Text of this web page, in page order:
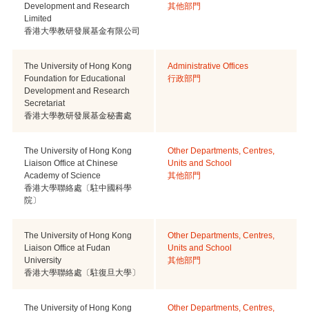
Development and Research
Limited
香港大學教研發展基金有限公司
其他部門
The University of Hong Kong
Foundation for Educational
Development and Research
Secretariat
香港大學教研發展基金秘書處
Administrative Offices
行政部門
The University of Hong Kong
Liaison Office at Chinese
Academy of Science
香港大學聯絡處〔駐中國科學
院〕
Other Departments, Centres,
Units and School
其他部門
The University of Hong Kong
Liaison Office at Fudan
University
香港大學聯絡處〔駐復旦大學〕
Other Departments, Centres,
Units and School
其他部門
The University of Hong Kong
Other Departments, Centres,